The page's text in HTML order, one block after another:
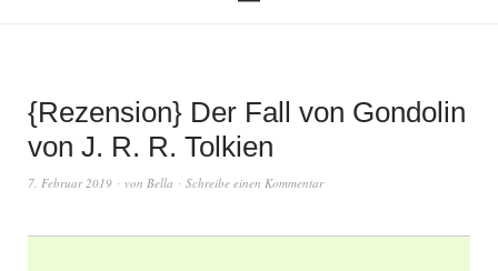
{Rezension} Der Fall von Gondolin
von J. R. R. Tolkien
7. Februar 2019 von Bella Schreibe einen Kommentar